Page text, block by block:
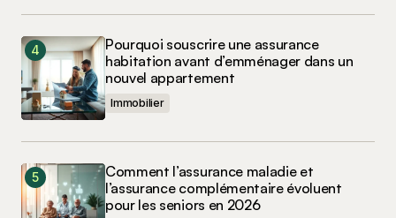
Pourquoi souscrire une assurance
habitation avant d’emménager dans un
nouvel appartement
Immobilier
Comment l’assurance maladie et
l’assurance complémentaire évoluent
pour les seniors en 2026